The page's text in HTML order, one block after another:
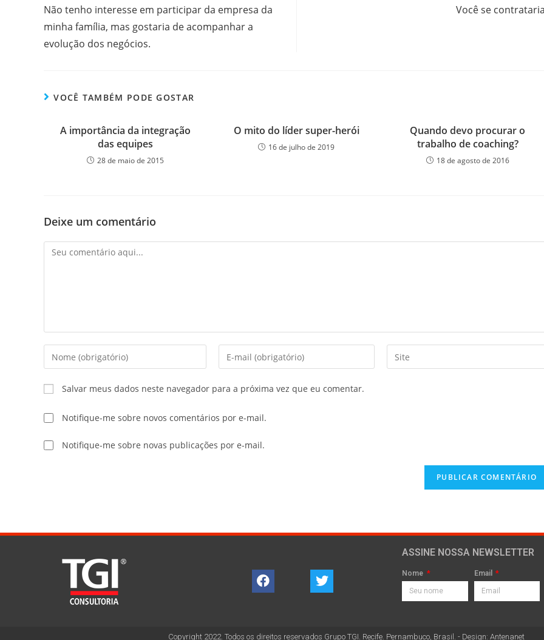
Não tenho interesse em participar da empresa da
minha família, mas gostaria de acompanhar a
evolução dos negócios.
Você se
VOCÊ TAMBÉM PODE GOSTAR
A importância da integração
das equipes
28 de maio de 2015
O mito do líder super-herói
16 de julho de 2019
Quando devo procurar o
trabalho de coaching?
18 de agosto de 2016
Deixe um comentário
Salvar meus dados neste navegador para a próxima vez que eu comentar.
Notifique-me sobre novos comentários por e-mail.
Notifique-me sobre novas publicações por e-mail.
ASSINE NOSSA NEWSLETTER
Nome Email
Copyright 2022. Todos os direitos reservados Grupo TGI. Recife. Pernambuco, Brasil. - Design: Antenanet